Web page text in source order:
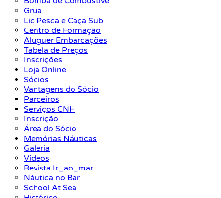
Grua
Lic Pesca e Caça Sub
Centro de Formação
Aluguer Embarcações
Tabela de Preços
Inscrições
Loja Online
Sócios
Vantagens do Sócio
Parceiros
Serviços CNH
Inscrição
Área do Sócio
Memórias Náuticas
Galeria
Vídeos
Revista Ir_ao_mar
Náutica no Bar
School At Sea